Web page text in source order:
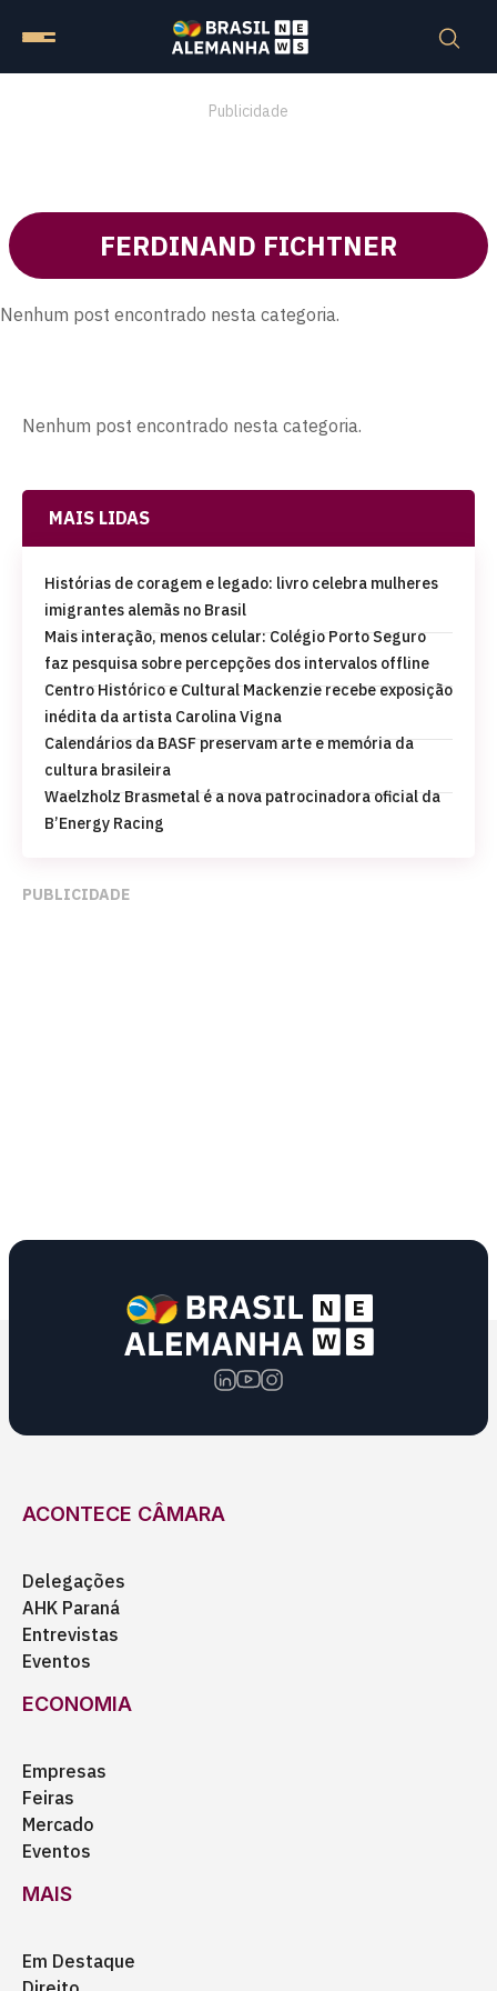
Publicidade
FERDINAND FICHTNER
Nenhum post encontrado nesta categoria.
Nenhum post encontrado nesta categoria.
MAIS LIDAS
Histórias de coragem e legado: livro celebra mulheres
imigrantes alemãs no Brasil
Mais interação, menos celular: Colégio Porto Seguro
faz pesquisa sobre percepções dos intervalos offline
Centro Histórico e Cultural Mackenzie recebe exposição
inédita da artista Carolina Vigna
Calendários da BASF preservam arte e memória da
cultura brasileira
Waelzholz Brasmetal é a nova patrocinadora oficial da
B’Energy Racing
PUBLICIDADE
ACONTECE CÂMARA
Delegações
AHK Paraná
Entrevistas
Eventos
ECONOMIA
Empresas
Feiras
Mercado
Eventos
MAIS
Em Destaque